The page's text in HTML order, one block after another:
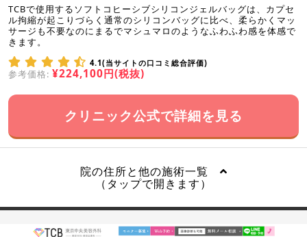
TCBで使用するソフトコヒーシブシリコンジェルバッグは、カプセ
ル拘縮が起こりづらく通常のシリコンバッグに比べ、柔らかくマッ
サージも不要なのにまるでマシュマロのようなふわふわ感を体感で
きます。
4.1(当サイトの口コミ総合評価)
参考価格: ¥224,100円(税抜)
クリニック公式で詳細を見る
院の住所と他の施術一覧
（タップで開きます）